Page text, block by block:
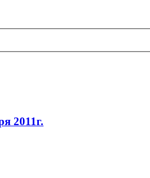
2011г.